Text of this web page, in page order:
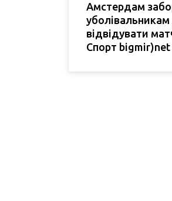
Амстердам
уболівальникам
відвідувати
Спорт bigmir)net